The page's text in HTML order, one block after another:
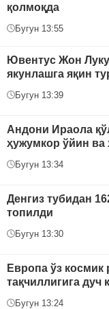
қолмоқда
Бугун 13:55
Ювентус Жон
якунлашга яқин
Бугун 13:39
Андони Ираола
ҳужумкор ўйин
Бугун 13:34
Денгиз тубидан
топилди
Бугун 13:30
Европа ўз космик
тақчиллигига
Бугун 13:24